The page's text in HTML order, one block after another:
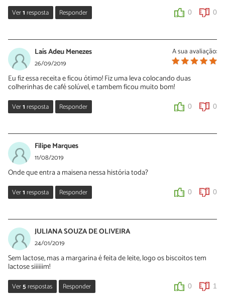
Ver1resposta Responder 0 0
14/05/2020
Oi Rosane, não aconselho pois a massa ficará muito gordurosa.
No entanto, se você quiser testar desse jeito, coloque óleo aos
poucos até dar ponto.
A sua avaliação:
Laís Adeu Menezes
26/09/2019
Eu fiz essa receita e ficou ótimo! Fiz uma leva colocando duas
colherinhas de café solúvel, e tambem ficou muito bom!
Ver1resposta Responder 0 0
27/09/2019
Oi Laís, obrigada pelas suas dicas! Continue preparando nossas
receitas e dizendo o que você achou 🙂
Filipe Marques
11/08/2019
Onde que entra a maisena nessa história toda?
Ver1resposta Responder 0 0
12/08/2019
Oi Filipe, a maisena vai no passo 3, junto com a farinha e o
fermento 🙂 Obrigada pelo seu comentário e continue dizendo o
que você acha das nossas receitas!
JULIANA SOUZA DE OLIVEIRA
24/01/2019
Sem lactose, mas a margarina é feita de leite, logo os biscoitos tem
lactose siiiiiim!
Ver5respostas Responder 0 1